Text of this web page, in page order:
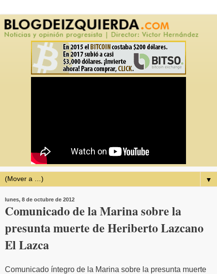
▼
lunes, 8 de octubre de 2012
Comunicado de la Marina sobre la
presunta muerte de Heriberto Lazcano
El Lazca
Comunicado íntegro de la Marina sobre la presunta muerte